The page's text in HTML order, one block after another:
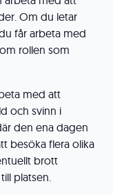
Om du letar
får arbeta med
rollen som
med att
och svinn i
den ena dagen
besöka flera olika
brott
platsen.